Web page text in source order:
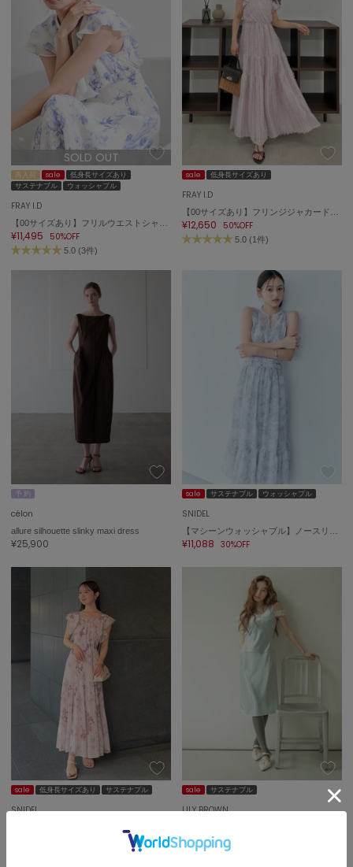
アンノイ
URBAN RESEARCH ROSSO
アーバンリサーチ ロッソ
USAGI Books
ウサギブックス
USAGI Gallery
ウサギギャラリー
USAGI Gift
USAGI Item
ウサギアイテム
ウサギヴィンテージ
SOLD OUT
再入荷 sale
低身長サイズあり
サステナブル
ウォッシャブル
FRAY I.D
¥11,495 50%OFF
5.0 (3件)
sale 低身長サイズあり
FRAY I.D
¥12,650 50%OFF
5.0 (1件)
予 約
célon
allure silhouette slinky maxi dress
¥25,900
sale サステナブル ウォッシャブル
SNIDEL
¥11,088 30%OFF
sale 低身長サイズあり サステナブル
SNIDEL
sale サステナブル
LILY BROWN
¥7,975 50%OFF